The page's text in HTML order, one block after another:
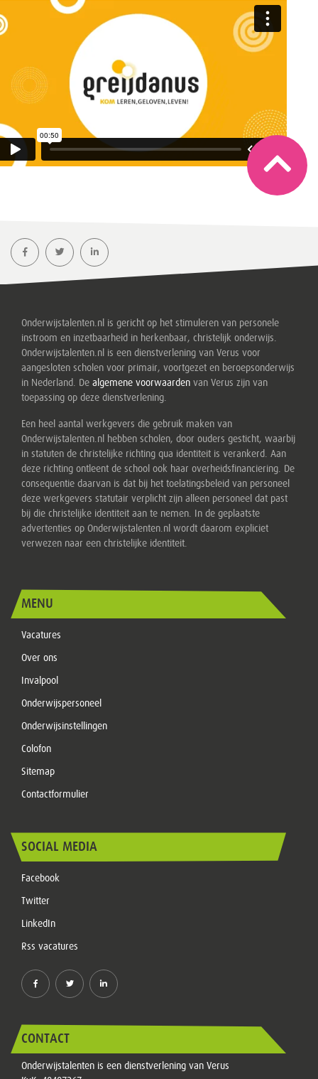
Onderwijstalenten.nl is gericht op het stimuleren van personele
instroom en inzetbaarheid in herkenbaar, christelijk onderwijs.
Onderwijstalenten.nl is een dienstverlening van Verus voor
aangesloten scholen voor primair, voortgezet en beroepsonderwijs
in Nederland. De algemene voorwaarden van Verus zijn van
toepassing op deze dienstverlening.
Een heel aantal werkgevers die gebruik maken van
Onderwijstalenten.nl hebben scholen, door ouders gesticht, waarbij
in statuten de christelijke richting qua identiteit is verankerd. Aan
deze richting ontleent de school ook haar overheidsfinanciering. De
consequentie daarvan is dat bij het toelatingsbeleid van personeel
deze werkgevers statutair verplicht zijn alleen personeel dat past
bij die christelijke identiteit aan te nemen. In de geplaatste
advertenties op Onderwijstalenten.nl wordt daarom expliciet
verwezen naar een christelijke identiteit.
MENU
Vacatures
Over ons
Invalpool
Onderwijspersoneel
Onderwijsinstellingen
Colofon
Sitemap
Contactformulier
SOCIAL MEDIA
Facebook
Twitter
LinkedIn
Rss vacatures
CONTACT
Onderwijstalenten is een dienstverlening van Verus